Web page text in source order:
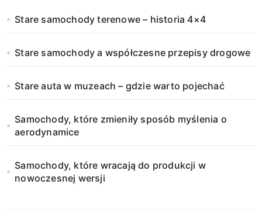
Stare samochody terenowe – historia 4×4
Stare samochody a współczesne przepisy drogowe
Stare auta w muzeach – gdzie warto pojechać
Samochody, które zmieniły sposób myślenia o
aerodynamice
Samochody, które wracają do produkcji w
nowoczesnej wersji